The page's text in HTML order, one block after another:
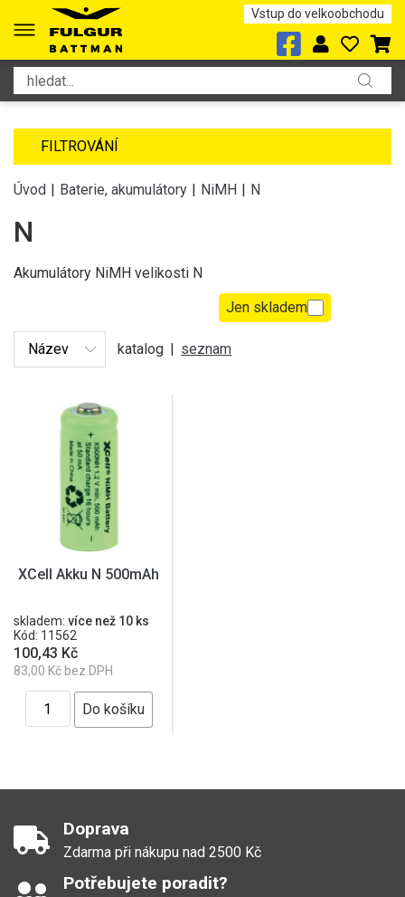
Vstup do velkoobchodu
FILTROVÁNÍ
Úvod | Baterie, akumulátory | NiMH | N
N
Akumulátory NiMH velikosti N
Jen skladem
katalog | seznam
XCell Akku N 500mAh
skladem: více než 10 ks
Kód: 11562
100,43 Kč
83,00 Kč bez DPH
Doprava
Zdarma při nákupu nad 2500 Kč
Potřebujete poradit?